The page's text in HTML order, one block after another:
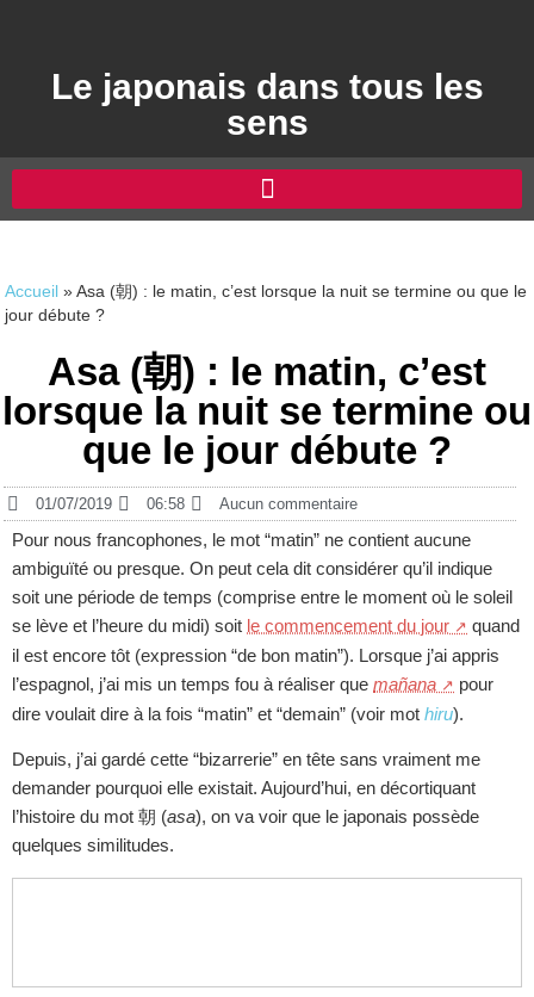
Le japonais dans tous les
sens
Accueil » Asa (朝) : le matin, c’est lorsque la nuit se termine ou que le
jour débute ?
Asa (朝) : le matin, c’est
lorsque la nuit se termine ou
que le jour débute ?
01/07/2019 06:58 Aucun commentaire
Pour nous francophones, le mot “matin” ne contient aucune
ambiguïté ou presque. On peut cela dit considérer qu’il indique
soit une période de temps (comprise entre le moment où le soleil
se lève et l’heure du midi) soit le commencement du jour
quand
il est encore tôt (expression “de bon matin”). Lorsque j’ai appris
l’espagnol, j’ai mis un temps fou à réaliser que mañana
pour
dire voulait dire à la fois “matin” et “demain” (voir mot hiru).
Depuis, j’ai gardé cette “bizarrerie” en tête sans vraiment me
demander pourquoi elle existait. Aujourd’hui, en décortiquant
l’histoire du mot 朝 (asa), on va voir que le japonais possède
quelques similitudes.